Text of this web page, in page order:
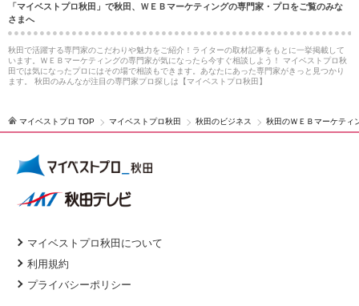
「マイベストプロ秋田」で秋田、ＷＥＢマーケティングの専門家・プロをご覧のみな
さまへ
秋田で活躍する専門家のこだわりや魅力をご紹介！ライターの取材記事をもとに一挙掲載して
います。ＷＥＢマーケティングの専門家が気になったら今すぐ相談しよう！ マイベストプロ秋
田では気になったプロにはその場で相談もできます。あなたにあった専門家がきっと見つかり
ます。 秋田のみんなが注目の専門家プロ探しは【マイベストプロ秋田】
マイベストプロ TOP マイベストプロ秋田 秋田のビジネス 秋田のＷＥＢマーケティ
マイベストプロ秋田について
利用規約
プライバシーポリシー